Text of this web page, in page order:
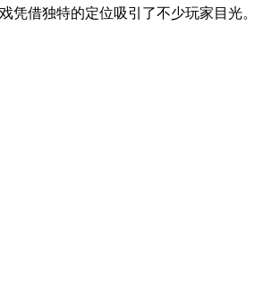
借独特的定位吸引了不少玩家目光。